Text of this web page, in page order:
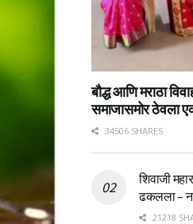
बौद्ध आणि मराठा
समाजासमोर ठेवला
34506 SHARES
शिवाजी
ढकलला –
21218